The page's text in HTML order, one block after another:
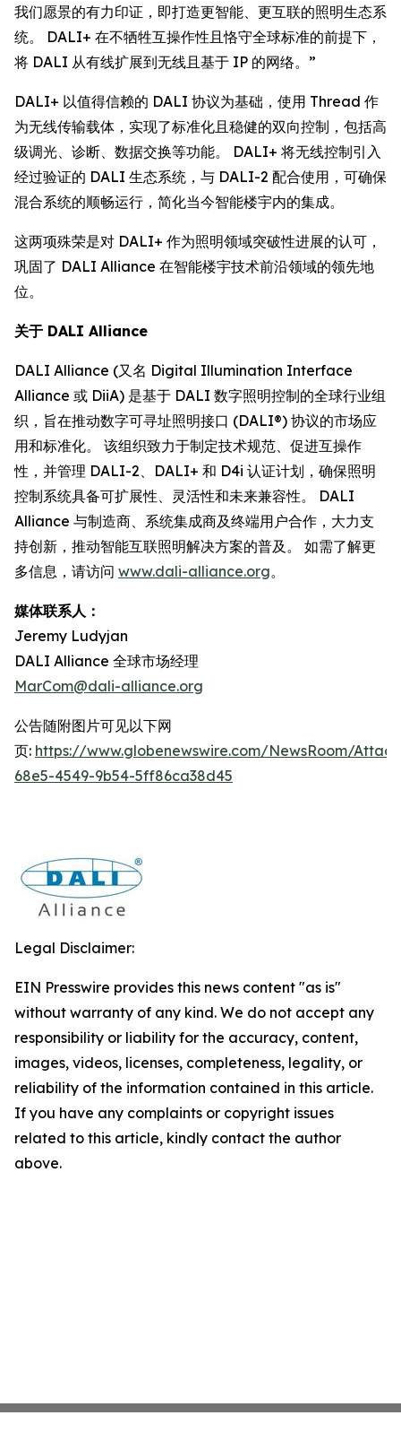
我们愿景的有力印证，即打造更智能、更互联的照明生态系
统。 DALI+ 在不牺牲互操作性且恪守全球标准的前提下，
将 DALI 从有线扩展到无线且基于 IP 的网络。”
DALI+ 以值得信赖的 DALI 协议为基础，使用 Thread 作
为无线传输载体，实现了标准化且稳健的双向控制，包括高
级调光、诊断、数据交换等功能。 DALI+ 将无线控制引入
经过验证的 DALI 生态系统，与 DALI-2 配合使用，可确保
混合系统的顺畅运行，简化当今智能楼宇内的集成。
这两项殊荣是对 DALI+ 作为照明领域突破性进展的认可，
巩固了 DALI Alliance 在智能楼宇技术前沿领域的领先地
位。
关于 DALI Alliance
DALI Alliance (又名 Digital Illumination Interface
Alliance 或 DiiA) 是基于 DALI 数字照明控制的全球行业组
织，旨在推动数字可寻址照明接口 (DALI®) 协议的市场应
用和标准化。 该组织致力于制定技术规范、促进互操作
性，并管理 DALI-2、DALI+ 和 D4i 认证计划，确保照明
控制系统具备可扩展性、灵活性和未来兼容性。 DALI
Alliance 与制造商、系统集成商及终端用户合作，大力支
持创新，推动智能互联照明解决方案的普及。 如需了解更
多信息，请访问 www.dali-alliance.org。
媒体联系人：
Jeremy Ludyjan
DALI Alliance 全球市场经理
MarCom@dali-alliance.org
公告随附图片可见以下网
页: https://www.globenewswire.com/NewsRoom/
68e5-4549-9b54-5ff86ca38d45
Legal Disclaimer:
EIN Presswire provides this news content "as is"
without warranty of any kind. We do not accept any
responsibility or liability for the accuracy, content,
images, videos, licenses, completeness, legality, or
reliability of the information contained in this article.
If you have any complaints or copyright issues
related to this article, kindly contact the author
above.